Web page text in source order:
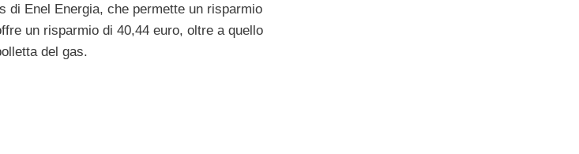
di Enel Energia, che permette un risparmio
un risparmio di 40,44 euro, oltre a quello
del gas.